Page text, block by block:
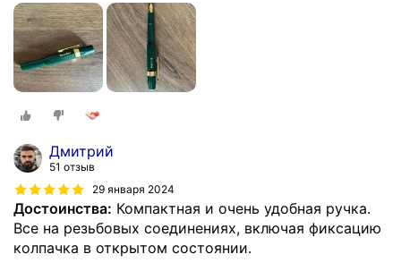
Дмитрий
51 отзыв
29 января 2024
Достоинства: Компактная и очень удобная ручка.
Все на резьбовых соединениях, включая фиксацию
колпачка в открытом состоянии.